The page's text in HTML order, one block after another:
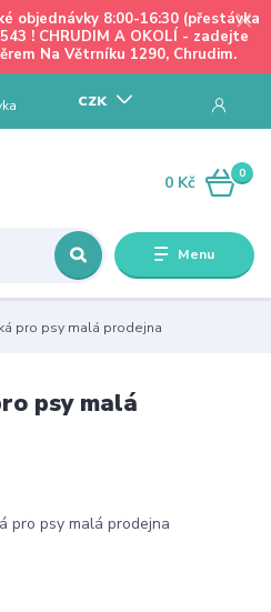
objednávky 8:00-16:30 (přestávka
! CHRUDIM A OKOLÍ - zadejte
Na Větrníku 1290, Chrudim.
Menu
CZK
0
0 Kč
pro psy malá prodejna
psy malá